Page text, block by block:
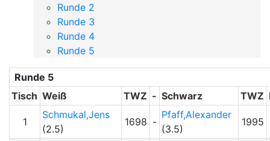
Runde 2
Runde 3
Runde 4
Runde 5
Runde 5
Tisch Weiß TWZ - Schwarz TWZ
1
Schmukal,Jens
(2.5)
1698 -
Pfaff,Alexander
(3.5)
1995